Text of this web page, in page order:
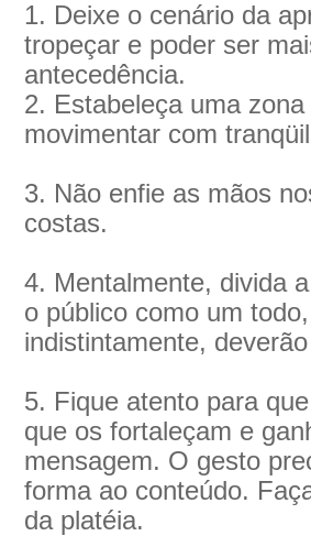
1. Deixe o cenário da
tropeçar e poder ser
antecedência.
2. Estabeleça uma
movimentar com
3. Não enfie as mãos
costas.
4. Mentalmente, divida
o público como um
indistintamente,
5. Fique atento para
que os fortaleçam e
mensagem. O gesto
forma ao conteúdo.
da platéia.